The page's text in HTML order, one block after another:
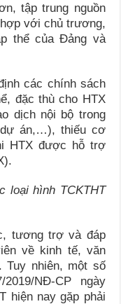
tập trung nguồn
với chủ trương,
thể của Đảng và
các chính sách
đặc thù cho HTX
dịch nội bộ trong
án,…), thiếu cơ
HTX được hỗ trợ
loại hình TCKTHT
tương trợ và đáp
về kinh tế, văn
Tuy nhiên, một số
NĐ-CP ngày
hiện nay gặp phải